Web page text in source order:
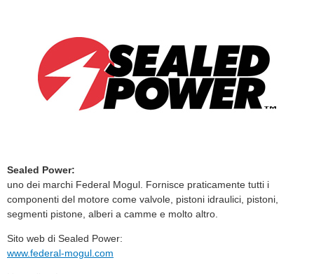
Sealed Power:
uno dei marchi Federal Mogul. Fornisce praticamente tutti i
componenti del motore come valvole, pistoni idraulici, pistoni,
segmenti pistone, alberi a camme e molto altro.
Sito web di Sealed Power:
www.federal-mogul.com